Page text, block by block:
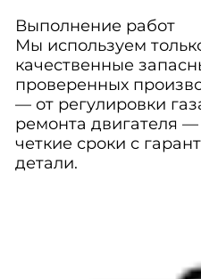
Выполнение работ
Мы используем
качественные
проверенных
— от регулировки
ремонта двигателя
четкие сроки с
детали.